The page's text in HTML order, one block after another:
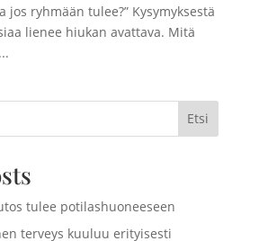
jos ryhmään tulee?” Kysymyksestä
lienee hiukan avattava. Mitä
Etsi
tulee potilashuoneeseen
terveys kuuluu erityisesti